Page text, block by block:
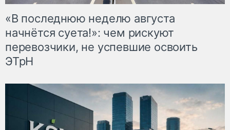
«В последнюю неделю августа
начнётся суета!»: чем рискуют
перевозчики, не успевшие освоить
ЭТрН